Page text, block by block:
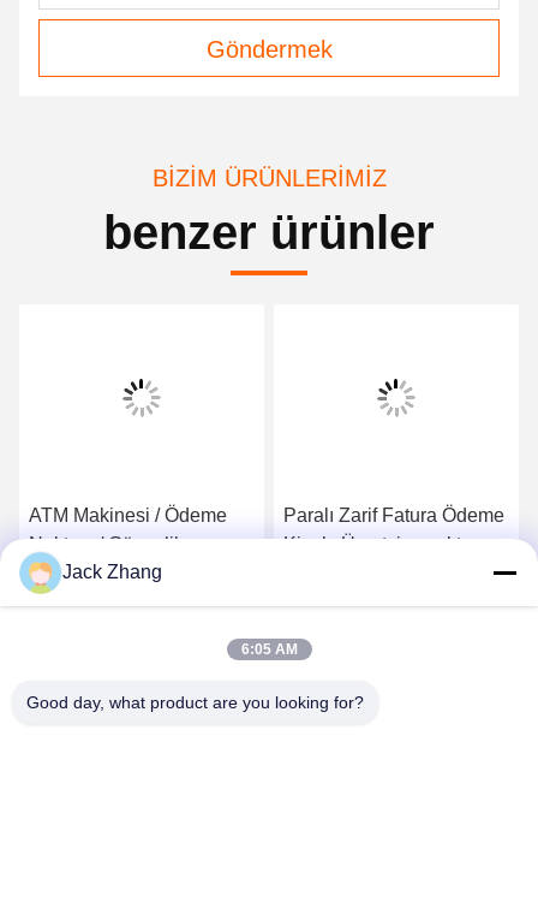
Göndermek
BIZIM ÜRÜNLERIMIZ
benzer ürünler
ATM Makinesi / Ödeme
Noktası / Güvenlik
Bileşenleri ve LKS
Çin'den Özel Tasarım ile
En İyi Fiyatı Alın
Paralı Zarif Fatura Ödeme
Kiosk, Ücretsiz ayakta ve
Uygun maliyetli ATM
En İyi Fiyatı Alın
Jack Zhang
6:05 AM
Good day, what product are you looking for?